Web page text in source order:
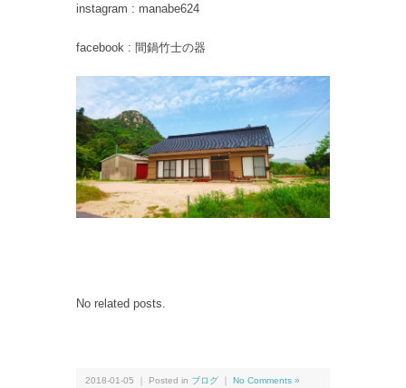
instagram : manabe624
facebook : 間鍋竹士の器
No related posts.
2018-01-05 ｜ Posted in ブログ No Comments »